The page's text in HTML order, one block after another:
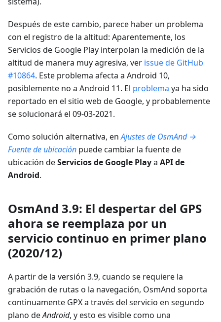
Después de este cambio, parece haber un problema
con el registro de la altitud: Aparentemente, los
Servicios de Google Play interpolan la medición de la
altitud de manera muy agresiva, ver issue de GitHub
#10864. Este problema afecta a Android 10,
posiblemente no a Android 11. El problema ya ha sido
reportado en el sitio web de Google, y probablemente
se solucionará el 09-03-2021.
Como solución alternativa, enAjustes de OsmAnd →
Fuente de ubicación puede cambiar la fuente de
ubicación deServicios de Google Playa API de
Android.
OsmAnd 3.9: El despertar del GPS
ahora se reemplaza por un
servicio continuo en primer plano
(2020/12)
A partir de la versión 3.9, cuando se requiere la
grabación de rutas o la navegación, OsmAnd soporta
continuamente GPX a través del servicio en segundo
plano deAndroid, y esto es visible como una